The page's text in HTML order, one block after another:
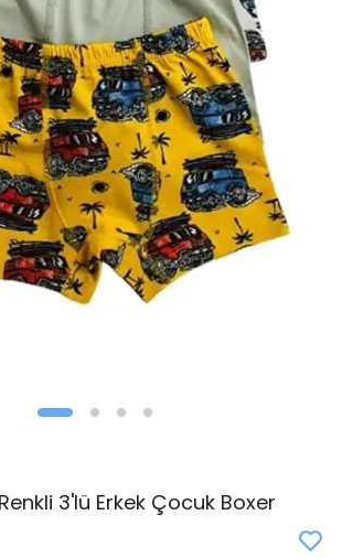
3'lü Erkek Çocuk Boxer